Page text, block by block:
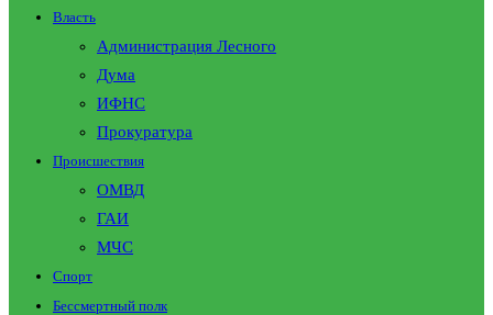
Власть
Администрация Лесного
Дума
ИФНС
Прокуратура
Происшествия
ОМВД
ГАИ
МЧС
Спорт
Бессмертный полк